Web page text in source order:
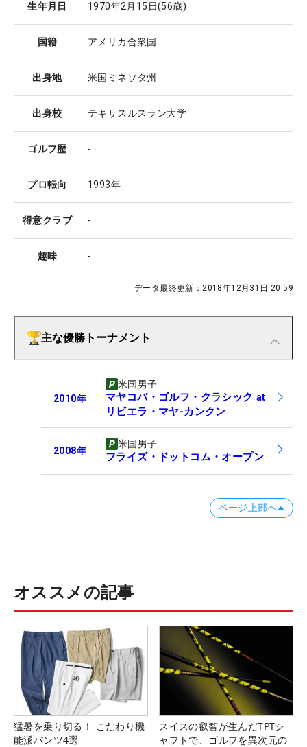
生年月日 1970年2月15日(56歳)
国籍 アメリカ合衆国
出身地 米国ミネソタ州
出身校 テキサスルスラン大学
ゴルフ歴 -
プロ転向 1993年
得意クラブ -
趣味 -
データ最終更新：2018年12月31日 20:59
主な優勝トーナメント
2010年
米国男子
マヤコバ・ゴルフ・クラシック at
リビエラ・マヤ-カンクン
2008年
米国男子
フライズ・ドットコム・オープン
ページ上部へ
オススメの記事
猛暑を乗り切る！ こだわり機
能派パンツ4選
スイスの叡智が生んだTPTシ
ャフトで、ゴルフを異次元の